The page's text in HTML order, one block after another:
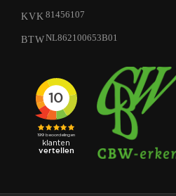
KVK 81456107
BTWNL862100653B01